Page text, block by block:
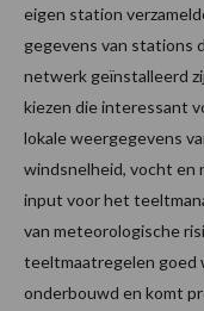
eigen station
gegevens van stations
netwerk geïnstalleerd
kiezen die interessant
lokale weergegevens
windsnelheid, vocht en
input voor het
van meteorologische
teeltmaatregelen goed
onderbouwd en komt